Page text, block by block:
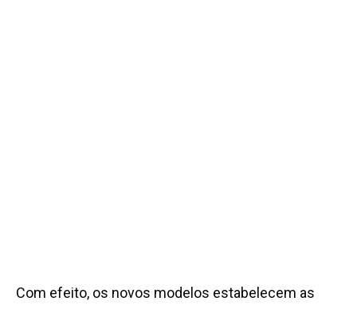
Com efeito, os novos modelos estabelecem as